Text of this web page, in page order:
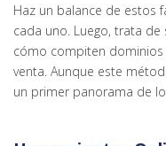
Haz un balance de estos
cada uno. Luego, trata
cómo compiten
venta. Aunque este
un primer panorama de